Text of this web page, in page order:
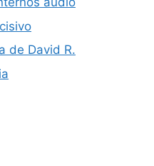
de David R.